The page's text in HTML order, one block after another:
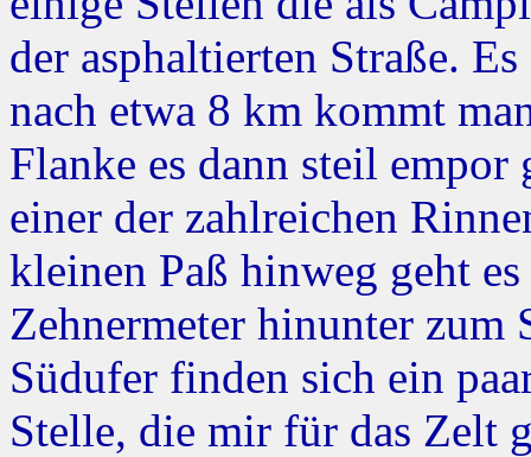
der asphaltierten Straße.
nach etwa 8 km kommt
Flanke es dann steil
einer der zahlreichen
kleinen Paß hinweg geht
Zehnermeter hinunter zum
Südufer finden sich ein
Stelle, die mir für das Zelt